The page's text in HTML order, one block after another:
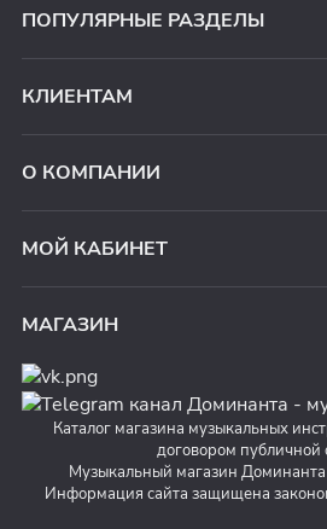
ПОПУЛЯРНЫЕ РАЗДЕЛЫ
КЛИЕНТАМ
О КОМПАНИИ
МОЙ КАБИНЕТ
МАГАЗИН
Каталог магазина музыкальных
договором публичной
Музыкальный магазин
Информация сайта защищена